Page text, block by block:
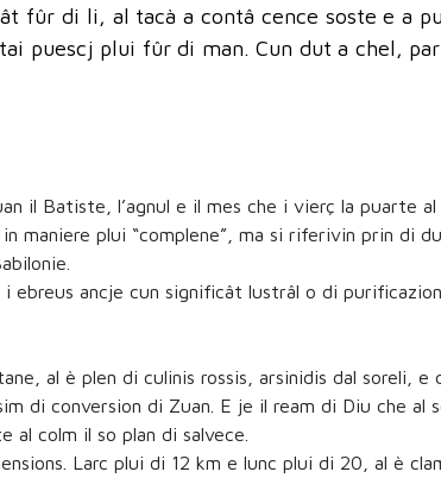
fûr di li, al tacà a contâ cence soste e a
puescj plui fûr di man. Cun dut a chel,
il Batiste, l’agnul e il mes che i vierç la puarte al
maniere plui “complene”, ma si riferivin prin di
ebreus ancje cun significât lustrâl o di
al è plen di culinis rossis, arsinidis dal soreli, e
di conversion di Zuan. E je il ream di Diu che al
colm il so plan di salvece.
Larc plui di 12 km e lunc plui di 20, al è